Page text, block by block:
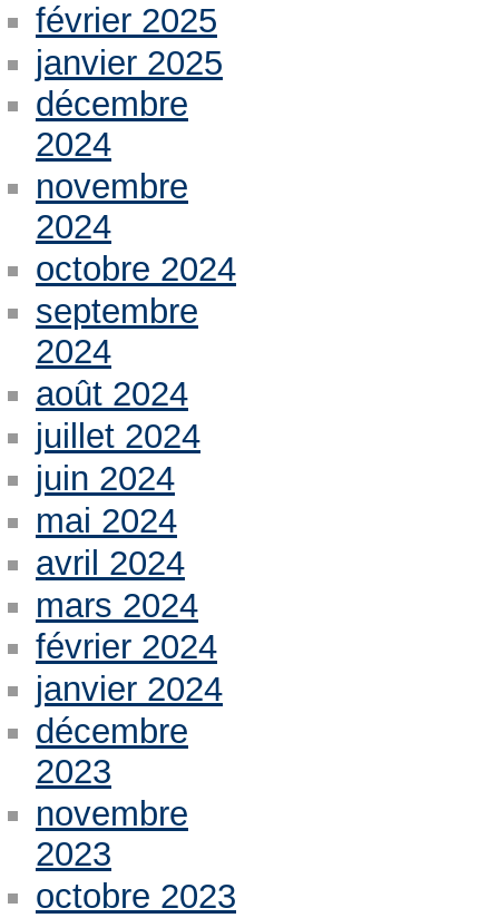
février 2025
janvier 2025
décembre
2024
novembre
2024
octobre 2024
septembre
2024
août 2024
juillet 2024
juin 2024
mai 2024
avril 2024
mars 2024
février 2024
janvier 2024
décembre
2023
novembre
2023
octobre 2023